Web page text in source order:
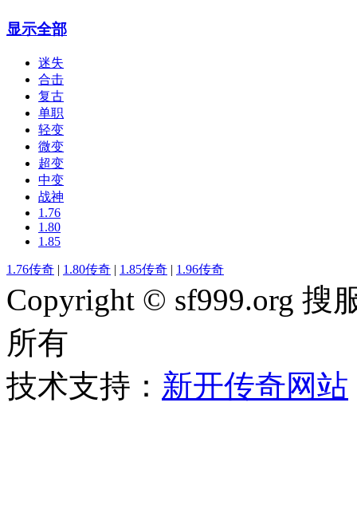
显示全部
迷失
合击
复古
单职
轻变
微变
超变
中变
战神
1.76
1.80
1.85
1.76传奇 | 1.80传奇 | 1.85传奇 | 1.96传奇
Copyright © sf999.org 搜
所有
技术支持： 新开传奇网站